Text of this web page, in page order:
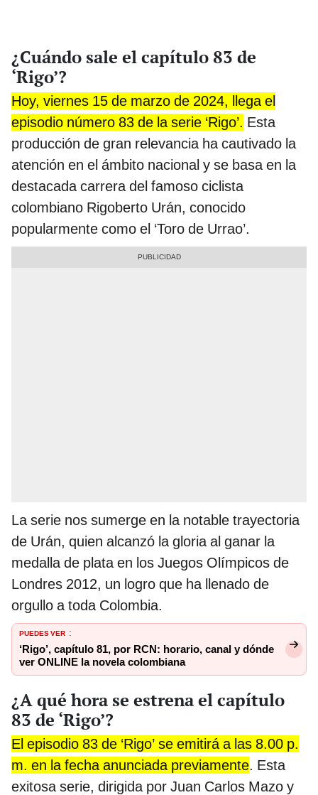
¿Cuándo sale el capítulo 83 de
‘Rigo’?
Hoy, viernes 15 de marzo de 2024, llega el
episodio número 83 de la serie ‘Rigo’. Esta
producción de gran relevancia ha cautivado la
atención en el ámbito nacional y se basa en la
destacada carrera del famoso ciclista
colombiano Rigoberto Urán, conocido
popularmente como el ‘Toro de Urrao’.
La serie nos sumerge en la notable trayectoria
de Urán, quien alcanzó la gloria al ganar la
medalla de plata en los Juegos Olímpicos de
Londres 2012, un logro que ha llenado de
orgullo a toda Colombia.
PUEDES VER :
‘Rigo’, capítulo 81, por RCN: horario, canal y dónde
ver ONLINE la novela colombiana
¿A qué hora se estrena el capítulo
83 de ‘Rigo’?
El episodio 83 de ‘Rigo’ se emitirá a las 8.00 p.
m. en la fecha anunciada previamente. Esta
exitosa serie, dirigida por Juan Carlos Mazo y